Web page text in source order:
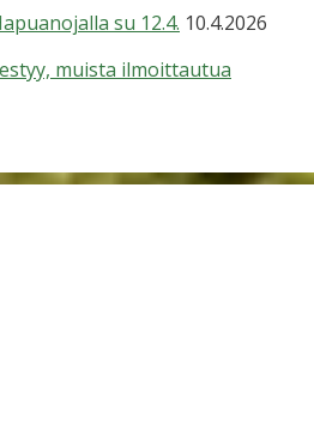
su 12.4. 10.4.2026
muista ilmoittautua